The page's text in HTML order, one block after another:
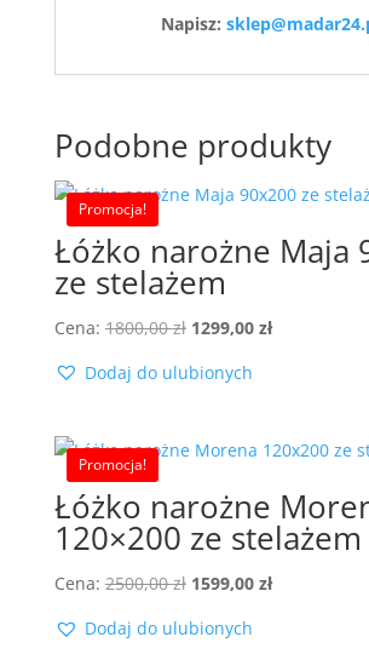
Napisz:
Podobne produkty
Promocja!
Łóżko narożne Maja
ze stelażem
Cena: 1800,00zł Pierwotna
wynosiła:
1299,00 złAktualna
Dodaj do ulubionych
Promocja!
Łóżko narożne
120×200 ze stelażem
Cena: 2500,00zł Pierwotna
wynosiła:
1599,00 złAktualna
Dodaj do ulubionych